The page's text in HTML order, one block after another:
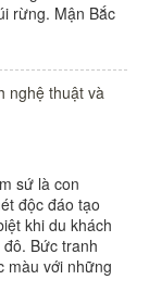
rừng. Mận Bắc
nghệ thuật và
sứ là con
độc đáo tạo
khi du khách
Bức tranh
màu với những